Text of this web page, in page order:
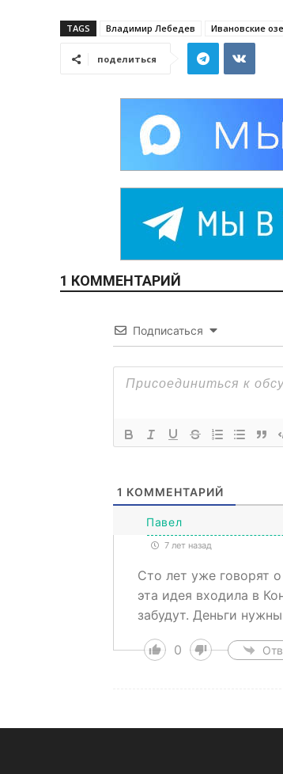
TAGS Владимир Лебедев Ивановские
поделиться
1 КОММЕНТАРИЙ
Подписаться
1 КОММЕНТАРИЙ
Павел
7 лет назад
Сто лет уже говорят
эта идея входила в
забудут. Деньги
0